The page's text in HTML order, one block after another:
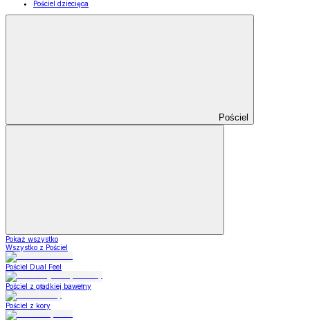
Pościel dziecięca
Pościel
Pokaż wszystko
Wszystko z Pościel
Pościel Dual Feel
Pościel z gładkiej bawełny
Pościel z kory